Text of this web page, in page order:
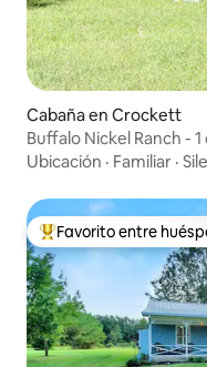
Cabaña en Crockett
Buffalo Nickel Ranch - 1
Ubicación · Familiar ·
Favorito entre
Favorito entre